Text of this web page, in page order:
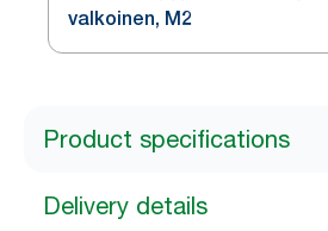
valkoinen, M2
Product specifications
Delivery details